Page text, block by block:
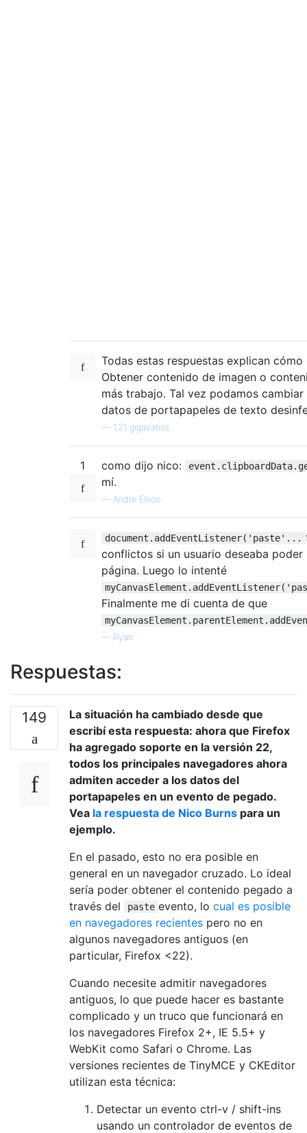
Todas estas respuestas explican
Obtener contenido de imagen o
más trabajo. Tal vez podamos
datos de portapapeles de texto
— 1,21 gigavatios
1 como dijo nico:
mí.
— Andre Elrico
document.addEventListener('paste'...
conflictos si un usuario deseaba
página. Luego lo intenté
Finalmente me di cuenta de que
— Ryan
Respuestas:
149
La situación ha cambiado desde que
escribí esta respuesta: ahora que Firefox
ha agregado soporte en la versión 22,
todos los principales navegadores ahora
admiten acceder a los datos del
portapapeles en un evento de pegado.
Vea la respuesta de Nico Burns para un
ejemplo.
En el pasado, esto no era posible en
general en un navegador cruzado. Lo ideal
sería poder obtener el contenido pegado a
través del
paste evento, lo cual es posible
en navegadores recientes pero no en
algunos navegadores antiguos (en
particular, Firefox <22).
Cuando necesite admitir navegadores
antiguos, lo que puede hacer es bastante
complicado y un truco que funcionará en
los navegadores Firefox 2+, IE 5.5+ y
WebKit como Safari o Chrome. Las
versiones recientes de TinyMCE y CKEditor
utilizan esta técnica:
Detectar un evento ctrl-v / shift-ins
usando un controlador de eventos de